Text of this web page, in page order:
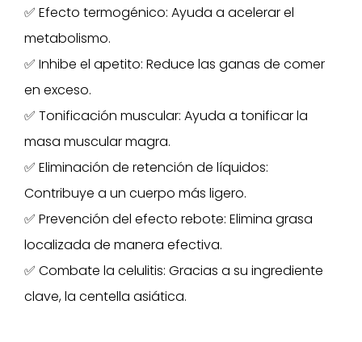
✅ Efecto termogénico: Ayuda a acelerar el
metabolismo.
✅ Inhibe el apetito: Reduce las ganas de comer
en exceso.
✅ Tonificación muscular: Ayuda a tonificar la
masa muscular magra.
✅ Eliminación de retención de líquidos:
Contribuye a un cuerpo más ligero.
✅ Prevención del efecto rebote: Elimina grasa
localizada de manera efectiva.
✅ Combate la celulitis: Gracias a su ingrediente
clave, la centella asiática.